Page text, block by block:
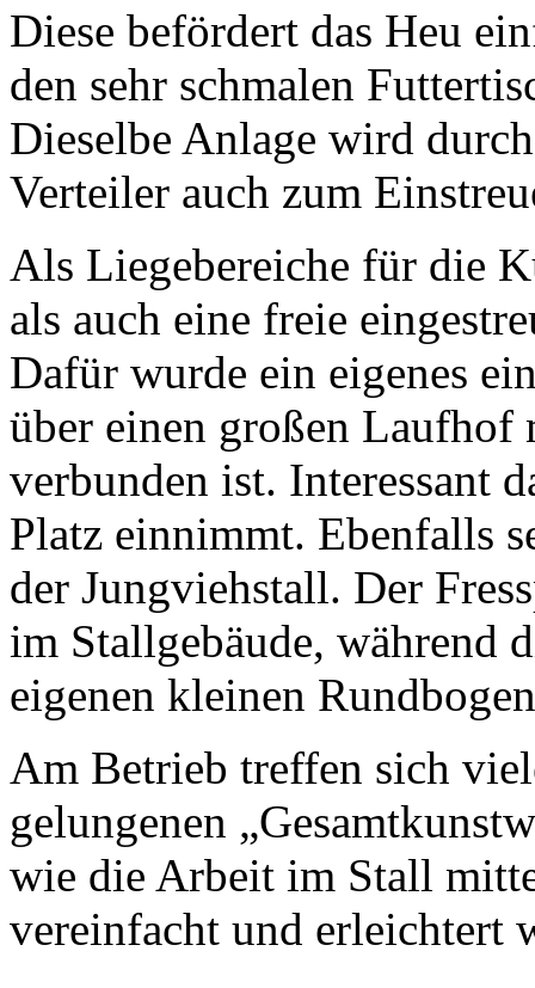
Diese befördert das Heu
den sehr schmalen
Dieselbe Anlage wird
Verteiler auch zum
Als Liegebereiche für die
als auch eine freie
Dafür wurde ein eigenes
über einen großen Laufhof
verbunden ist. Interessant
Platz einnimmt. Ebenfalls
der Jungviehstall. Der
im Stallgebäude, während
eigenen kleinen
Am Betrieb treffen sich
gelungenen
wie die Arbeit im Stall
vereinfacht und erleichtert